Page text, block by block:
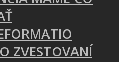
ZVESTOVANÍ